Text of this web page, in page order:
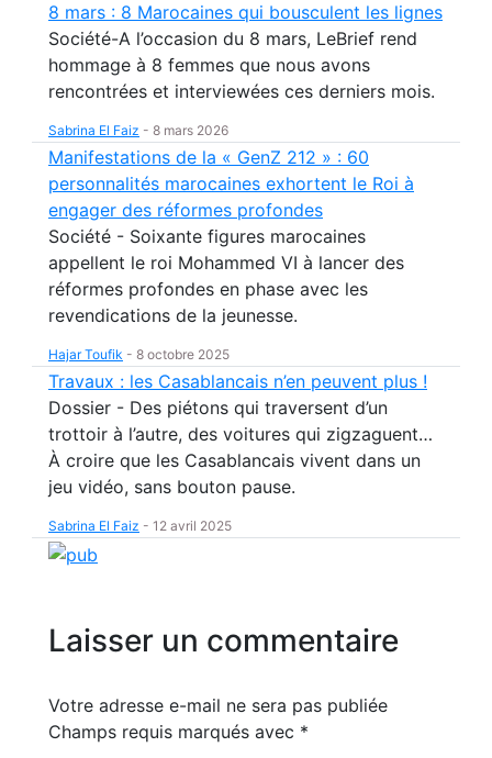
8 mars : 8 Marocaines qui bousculent les lignes
Société-A l’occasion du 8 mars, LeBrief rend
hommage à 8 femmes que nous avons
rencontrées et interviewées ces derniers mois.
Sabrina El Faiz - 8 mars 2026
Manifestations de la « GenZ 212 » : 60
personnalités marocaines exhortent le Roi à
engager des réformes profondes
Société - Soixante figures marocaines
appellent le roi Mohammed VI à lancer des
réformes profondes en phase avec les
revendications de la jeunesse.
Hajar Toufik - 8 octobre 2025
Travaux : les Casablancais n’en peuvent plus !
Dossier - Des piétons qui traversent d’un
trottoir à l’autre, des voitures qui zigzaguent…
À croire que les Casablancais vivent dans un
jeu vidéo, sans bouton pause.
Sabrina El Faiz - 12 avril 2025
Laisser un commentaire
Votre adresse e-mail ne sera pas publiée
Champs requis marqués avec *